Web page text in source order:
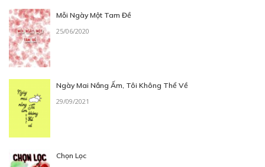
Mỗi Ngày Một Tam Đề
25/06/2020
Ngày Mai Nắng Ấm, Tôi Không Thể Về
29/09/2021
Chọn Lọc